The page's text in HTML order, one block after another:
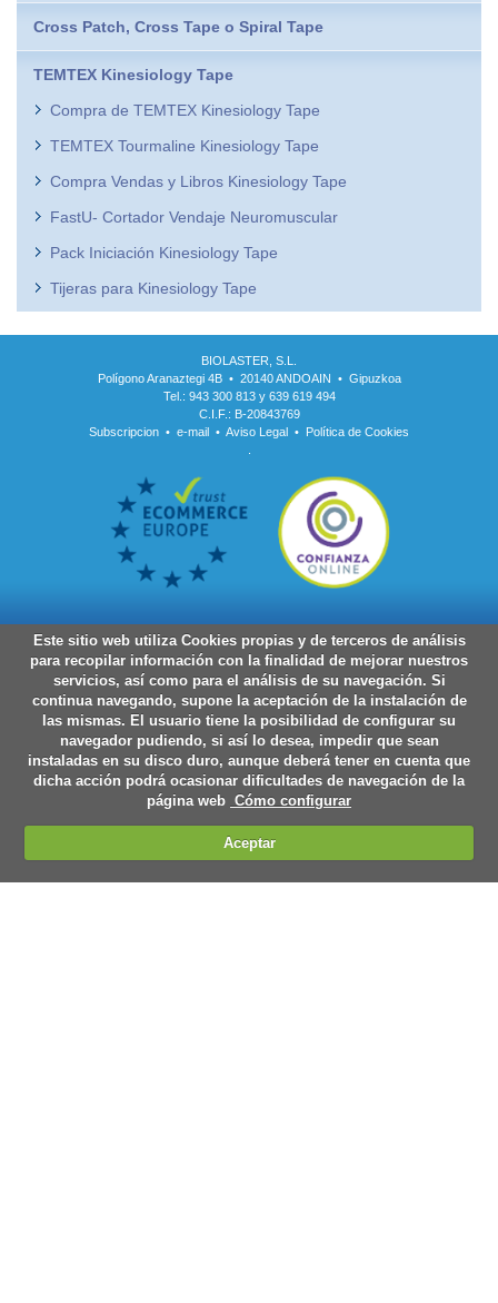
Cross Patch, Cross Tape o Spiral Tape
TEMTEX Kinesiology Tape
Compra de TEMTEX Kinesiology Tape
TEMTEX Tourmaline Kinesiology Tape
Compra Vendas y Libros Kinesiology Tape
FastU- Cortador Vendaje Neuromuscular
Pack Iniciación Kinesiology Tape
Tijeras para Kinesiology Tape
BIOLASTER, S.L.
Polígono Aranaztegi 4B • 20140 ANDOAIN • Gipuzkoa
Tel.: 943 300 813 y 639 619 494
C.I.F.: B-20843769
Subscripcion • e-mail • Aviso Legal • Política de Cookies
Este sitio web utiliza Cookies propias y de terceros de análisis
para recopilar información con la finalidad de mejorar nuestros
servicios, así como para el análisis de su navegación. Si
continua navegando, supone la aceptación de la instalación de
las mismas. El usuario tiene la posibilidad de configurar su
navegador pudiendo, si así lo desea, impedir que sean
instaladas en su disco duro, aunque deberá tener en cuenta que
dicha acción podrá ocasionar dificultades de navegación de la
página web Cómo configurar
Aceptar